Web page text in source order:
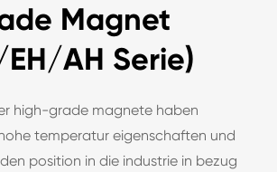
Magnet
AH Serie)
high-grade magnete haben
temperatur eigenschaften und
position in die industrie in bezug